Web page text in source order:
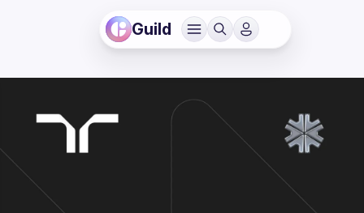
Guild